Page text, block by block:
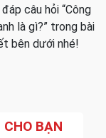
câu hỏi “Công
là gì?” trong bài
bên dưới nhé!
BẠN